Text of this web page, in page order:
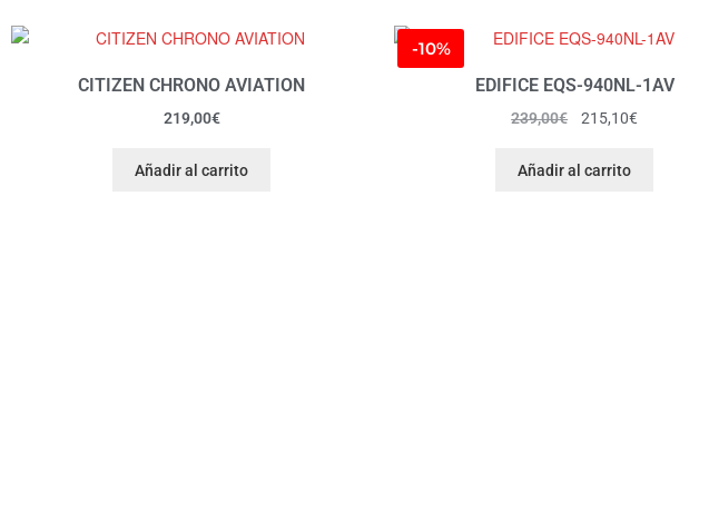
CITIZEN CHRONO AVIATION
219,00€
Añadir al carrito
-10%
EDIFICE EQS-940NL-1AV
239,00€ 215,10€
Añadir al carrito